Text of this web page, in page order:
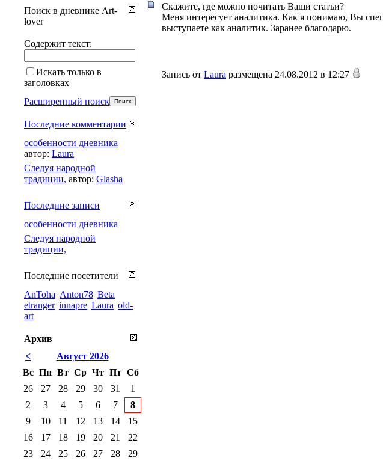
Скажите, где можно почитать Ваши статьи?
Меня интересует аналитика. Как я понимаю, Вы
выступаете как аналитик. Заранее благодарю.
Запись от Laura размещена 24.08.2012 в 12:27
Поиск в дневнике Art-
lover
Содержит текст:
Искать только в
заголовках
Расширенный поиск
Последние комментарии
особенности дневника
автор: Laura
Cледуя народной
традиции, автор: Glasha
Последние записи
особенности дневника
Cледуя народной
традиции,
Последние посетители
AnToha Anton78 Beta
etranger innapre Laura old-
art
Архив
<
Август 2026
Вс Пн Вт Ср Чт Пт Сб
26
27 28 29 30 31
1
2
3 4 5 6 7
8
9
10 11 12 13 14
15
16
17 18 19 20 21
22
23
24 25 26 27 28 29